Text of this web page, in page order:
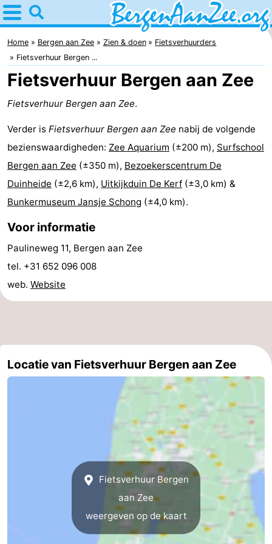
Home
Bergen
aan
Tips
kinderen
Bergen
Schoorlse
duinen
Overnachten
Appartementen
-
Graaf
Landgoed
Bed
Vakantiehuizen
Home Bergen aan Zee Zien & doen
Fietsverhuurders
Fietsverhuur Bergen ...
Fietsverhuur Bergen aan Zee
Fietsverhuur Bergen aan Zee.
Verder is Fietsverhuur Bergen aan Zee nabij de volgende
bezienswaardigheden: Zee Aquarium (±200 m), Surfschool
Bergen aan Zee (±350 m), Bezoekerscentrum De
Duinheide (±2,6 km), Uitkijkduin De Kerf (±3,0 km) &
Bunkermuseum Jansje Schong (±4,0 km).
Voor informatie
Paulineweg 11, Bergen aan Zee
tel. +31 652 096 008
web. Website
Locatie van Fietsverhuur Bergen aan Zee
Fietsverhuur Bergen
aan Zee
weergeven op de kaart